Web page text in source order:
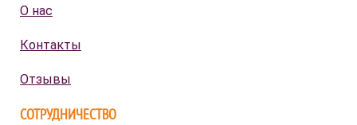
О нас
Контакты
Отзывы
СОТРУДНИЧЕСТВО